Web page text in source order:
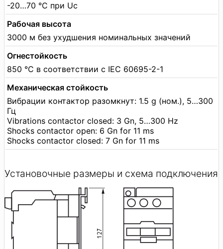
-20…70 °C при Uc
Рабочая высота
3000 м без ухудшения номинальных значений
Огнестойкость
850 °C в соответствии с IEC 60695-2-1
Механическая стойкость
Вибрации контактор разомкнут: 1.5 g (ном.), 5…300
Гц
Vibrations contactor closed: 3 Gn, 5…300 Hz
Shocks contactor open: 6 Gn for 11 ms
Shocks contactor closed: 7 Gn for 11 ms
Установочные размеры и схема подключения